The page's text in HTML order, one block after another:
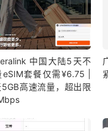
中国大陆5天不
eSIM套餐仅需¥6.75 |
高速流量，超出限